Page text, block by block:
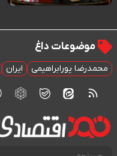
موضوعات داغ
محمدرضا پورابراهیمی ایران